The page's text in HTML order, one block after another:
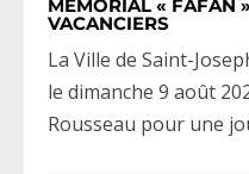
MÉMORIAL « FAFAN
VACANCIERS
La Ville de Saint-
le dimanche 9 août
Rousseau pour une